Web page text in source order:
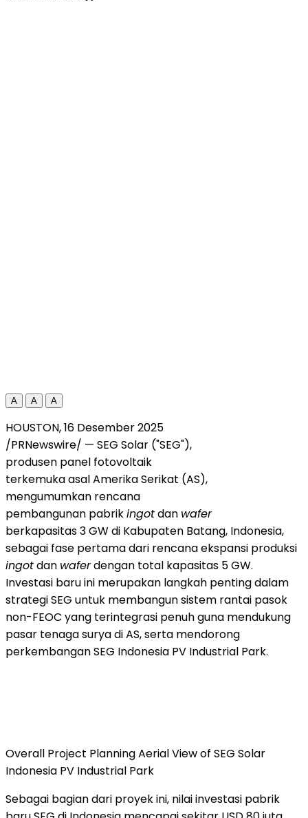
A A A
HOUSTON, 16 Desember 2025
/PRNewswire/ — SEG Solar ("SEG"),
produsen panel fotovoltaik
terkemuka asal Amerika Serikat (AS),
mengumumkan rencana
pembangunan pabrikingotdan wafer
berkapasitas 3 GW di Kabupaten Batang, Indonesia,
sebagai fase pertama dari rencana ekspansi produksi
ingotdan waferdengan total kapasitas 5 GW.
Investasi baru ini merupakan langkah penting dalam
strategi SEG untuk membangun sistem rantai pasok
non-FEOC yang terintegrasi penuh guna mendukung
pasar tenaga surya di AS, serta mendorong
perkembangan SEG Indonesia PV Industrial Park.
Overall Project Planning Aerial View of SEG Solar
Indonesia PV Industrial Park
Sebagai bagian dari proyek ini, nilai investasi pabrik